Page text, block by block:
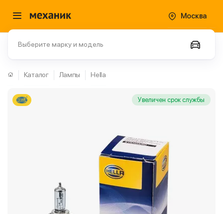
Москва
Выберите марку и модель
Каталог Лампы Hella
Увеличен срок службы